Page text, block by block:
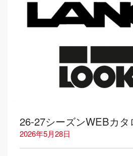
26-27シーズンWEBカタ
2026年5月28日